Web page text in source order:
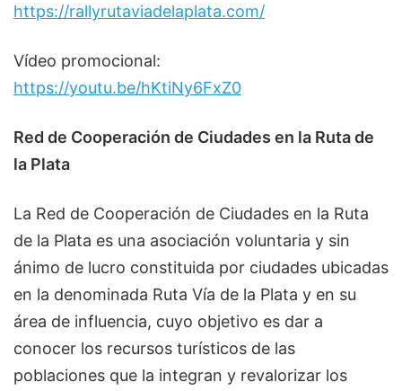
https://rallyrutaviadelaplata.com/
Vídeo promocional:
https://youtu.be/hKtiNy6FxZ0
Red de Cooperación de Ciudades en la Ruta de
la Plata
La Red de Cooperación de Ciudades en la Ruta
de la Plata es una asociación voluntaria y sin
ánimo de lucro constituida por ciudades ubicadas
en la denominada Ruta Vía de la Plata y en su
área de influencia, cuyo objetivo es dar a
conocer los recursos turísticos de las
poblaciones que la integran y revalorizar los